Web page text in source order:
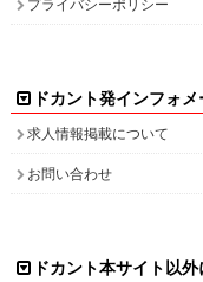
求人情報掲載について
ドカント公式 X(旧Twitter)
検索キーワード一覧